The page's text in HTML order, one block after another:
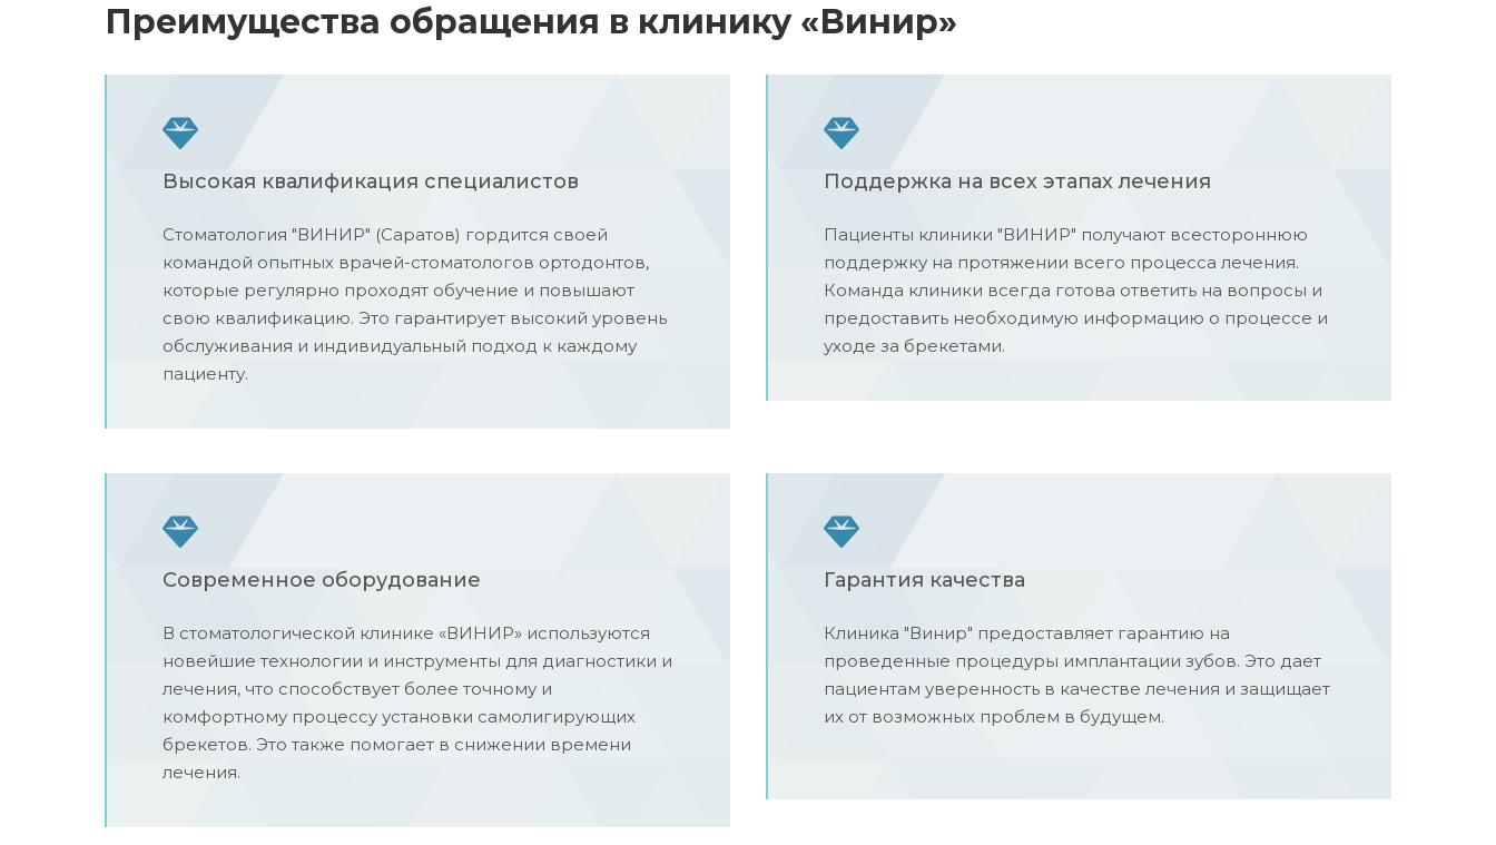
Преимущества обращения в клинику «Винир»
Высокая квалификация специалистов
Стоматология "ВИНИР" (Саратов) гордится своей
командой опытных врачей-стоматологов ортодонтов,
которые регулярно проходят обучение и повышают
свою квалификацию. Это гарантирует высокий уровень
обслуживания и индивидуальный подход к каждому
пациенту.
Поддержка на всех этапах лечения
Пациенты клиники "ВИНИР" получают всестороннюю
поддержку на протяжении всего процесса лечения.
Команда клиники всегда готова ответить на вопросы и
предоставить необходимую информацию о процессе и
уходе за брекетами.
Современное оборудование
В стоматологической клинике «ВИНИР» используются
новейшие технологии и инструменты для диагностики и
лечения, что способствует более точному и
комфортному процессу установки самолигирующих
брекетов. Это также помогает в снижении времени
лечения.
Гарантия качества
Клиника "Винир" предоставляет гарантию на
проведенные процедуры имплантации зубов. Это дает
пациентам уверенность в качестве лечения и защищает
их от возможных проблем в будущем.